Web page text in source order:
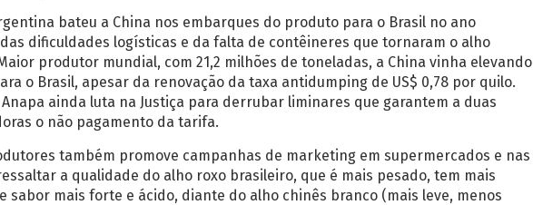
bateu a China nos embarques do produto para o Brasil no ano
dificuldades logísticas e da falta de contêineres que tornaram o alho
produtor mundial, com 21,2 milhões de toneladas, a China vinha elevando
o Brasil, apesar da renovação da taxa antidumping de US$ 0,78 por quilo.
Anapa ainda luta na Justiça para derrubar liminares que garantem a duas
o não pagamento da tarifa.
também promove campanhas de marketing em supermercados e nas
a qualidade do alho roxo brasileiro, que é mais pesado, tem mais
sabor mais forte e ácido, diante do alho chinês branco (mais leve, menos